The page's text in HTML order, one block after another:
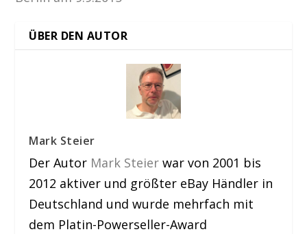
ÜBER DEN AUTOR
Mark Steier
Der Autor Mark Steier war von 2001 bis
2012 aktiver und größter eBay Händler in
Deutschland und wurde mehrfach mit
dem Platin-Powerseller-Award